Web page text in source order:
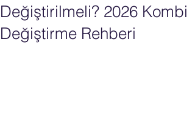
Değiştirilmeli? 2026 Kombi
Değiştirme Rehberi